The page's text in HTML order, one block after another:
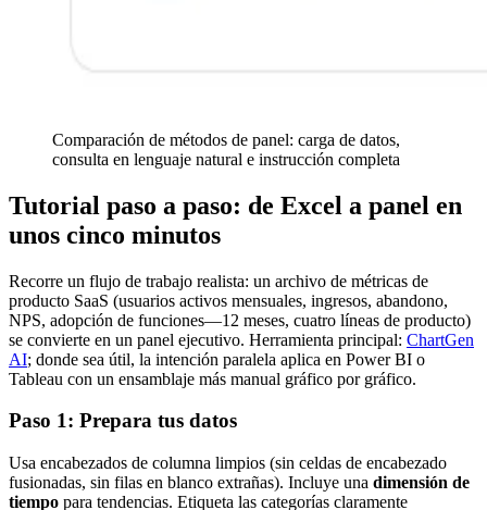
Comparación de métodos de panel: carga de datos,
consulta en lenguaje natural e instrucción completa
Tutorial paso a paso: de Excel a panel en
unos cinco minutos
Recorre un flujo de trabajo realista: un archivo de métricas de
producto SaaS (usuarios activos mensuales, ingresos, abandono,
NPS, adopción de funciones—12 meses, cuatro líneas de producto)
se convierte en un panel ejecutivo. Herramienta principal: ChartGen
AI; donde sea útil, la intención paralela aplica en Power BI o
Tableau con un ensamblaje más manual gráfico por gráfico.
Paso 1: Prepara tus datos
Usa encabezados de columna limpios (sin celdas de encabezado
fusionadas, sin filas en blanco extrañas). Incluye una dimensión de
tiempo para tendencias. Etiqueta las categorías claramente